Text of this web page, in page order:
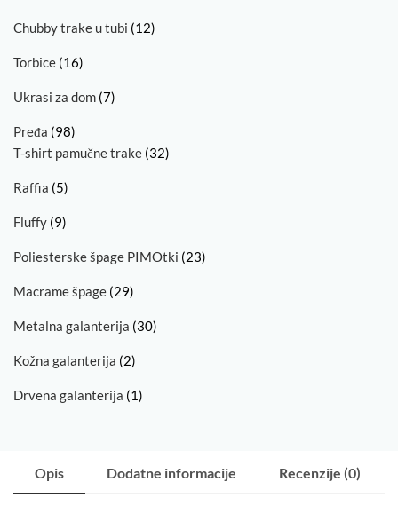
Chubby trake u tubi (12)
Torbice (16)
Ukrasi za dom (7)
Pređa (98)
T-shirt pamučne trake (32)
Raffia (5)
Fluffy (9)
Poliesterske špage PIMOtki (23)
Macrame špage (29)
Metalna galanterija (30)
Kožna galanterija (2)
Drvena galanterija (1)
Opis Dodatne informacije Recenzije (0)